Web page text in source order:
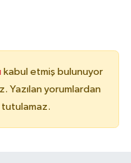
kabul etmiş bulunuyor
Yazılan yorumlardan